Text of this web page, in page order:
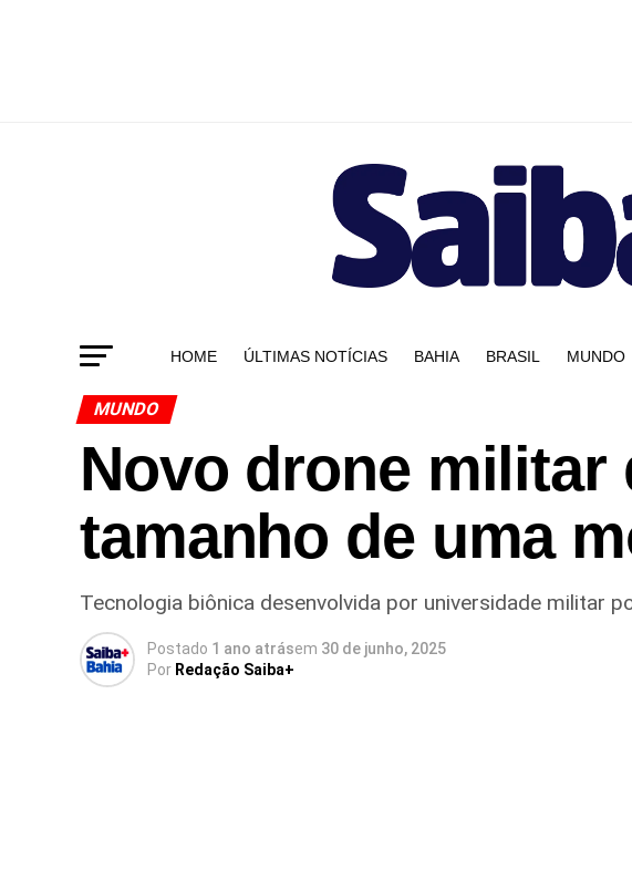
HOME ÚLTIMAS NOTÍCIAS BAHIA BRASIL MUNDO
MUNDO
Novo drone militar
tamanho de uma
Tecnologia biônica desenvolvida por universidade militar
Postado 1 ano atrásem 30 de junho, 2025
Por Redação Saiba+